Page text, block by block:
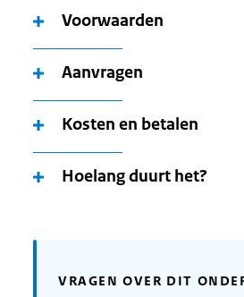
Voorwaarden
Aanvragen
Kosten en betalen
Hoelang duurt het?
VRAGEN OVER DIT